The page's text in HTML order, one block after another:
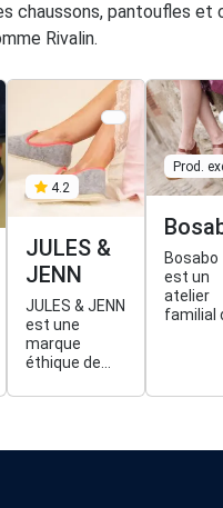
chaussons, pantoufles et
Rivalin.
4.2
JULES &
JENN
JULES & JENN
est une
marque
éthique de
et
Prod.
Bosabo
est un
atelier
familial
1890